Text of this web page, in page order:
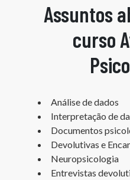
Assuntos
curso
Análise de dados
Interpretação de
Documentos
Devolutivas e
Neuropsicologia
Entrevistas